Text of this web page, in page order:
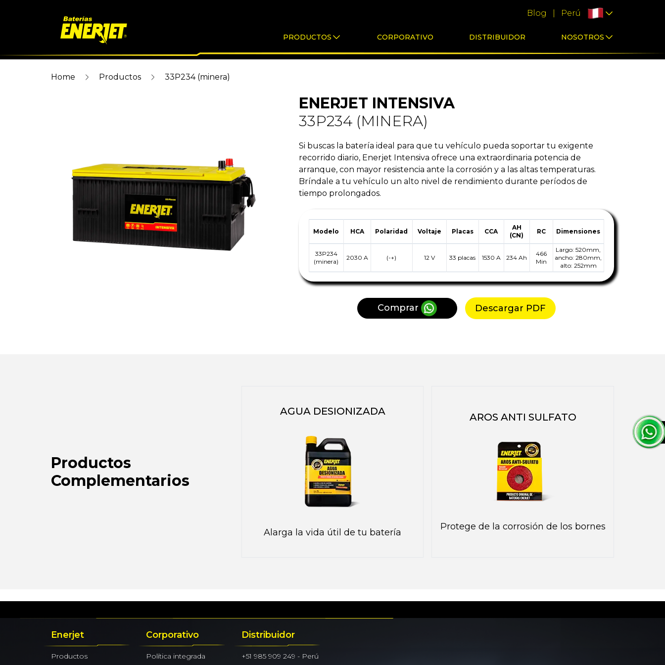
Blog Perú
PRODUCTOS CORPORATIVO DISTRIBUIDOR NOSOTROS
Home Productos 33P234 (minera)
ENERJET INTENSIVA
33P234 (MINERA)
Si buscas la batería ideal para que tu vehículo pueda soportar tu exigente
recorrido diario, Enerjet Intensiva ofrece una extraordinaria potencia de
arranque, con mayor resistencia ante la corrosión y a las altas temperaturas.
Bríndale a tu vehículo un alto nivel de rendimiento durante períodos de
tiempo prolongados.
Modelo HCA Polaridad Voltaje Placas CCA
AH
(CN)
RC Dimensiones
33P234
(minera)
2030 A (-+) 12 V 33 placas 1530 A 234 Ah
466
Min
Largo:520mm,
ancho:280mm,
alto: 252mm
Comprar Descargar PDF
Productos
Complementarios
AGUA DESIONIZADA
Alarga la vida útil de tu batería
AROS ANTI SULFATO
Protege de la corrosión de los bornes
Enerjet
Productos
Corporativo
Política integrada
Distribuidor
+51 985 909 249 - Perú